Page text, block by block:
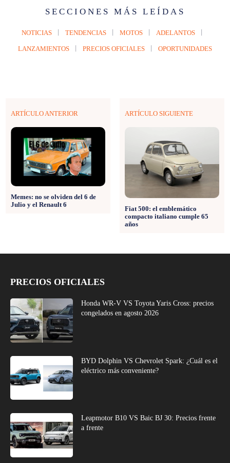
SECCIONES MÁS LEÍDAS
NOTICIAS TENDENCIAS MOTOS ADELANTOS
LANZAMIENTOS PRECIOS OFICIALES OPORTUNIDADES
ARTÍCULO ANTERIOR
Memes: no se olviden del 6 de
Julio y el Renault 6
ARTÍCULO SIGUIENTE
Fiat 500: el emblemático
compacto italiano cumple 65
años
PRECIOS OFICIALES
Honda WR-V VS Toyota Yaris Cross: precios
congelados en agosto 2026
BYD Dolphin VS Chevrolet Spark: ¿Cuál es el
eléctrico más conveniente?
Leapmotor B10 VS Baic BJ 30: Precios frente
a frente